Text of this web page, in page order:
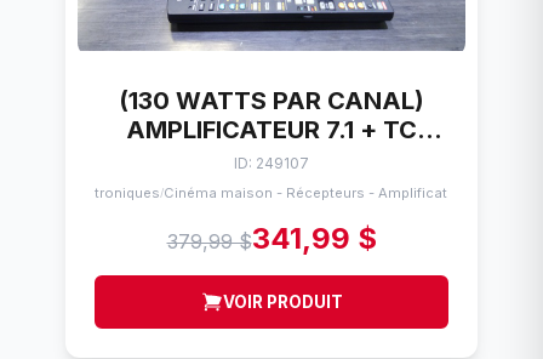
(130 WATTS PAR CANAL)
AMPLIFICATEUR 7.1 + TC
YAMAHA HTR-6190
ID: 249107
Électroniques/Cinéma maison - Récepteurs - Amplificateurs
379,99 $341,99 $
VOIR PRODUIT